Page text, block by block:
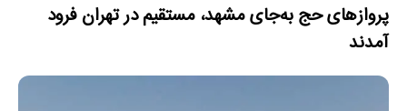
پروازهای حج به‌جای مشهد، مستقیم در تهران فرود
آمدند